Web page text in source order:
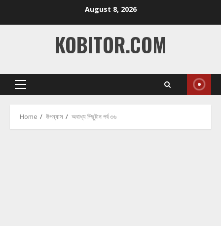
August 8, 2026
KOBITOR.COM
Primary
Home উপন্যাস অবাধ্য পিছুটান পর্ব ৩৬